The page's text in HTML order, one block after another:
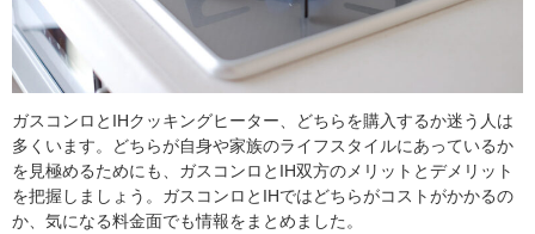
ガスコンロとIHクッキングヒーター、どちらを購入するか迷う人は
多くいます。どちらが自身や家族のライフスタイルにあっているか
を見極めるためにも、ガスコンロとIH双方のメリットとデメリット
を把握しましょう。ガスコンロとIHではどちらがコストがかかるの
か、気になる料金面でも情報をまとめました。